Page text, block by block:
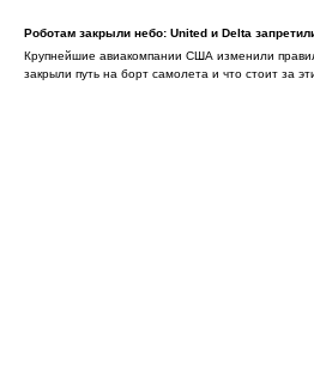
Роботам закрыли небо: United и Delta
Крупнейшие авиакомпании США изменили
закрыли путь на борт самолета и что стоит за